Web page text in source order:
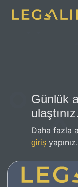
Günlük
ulaştınız.
Daha fazla
giriş yapınız.